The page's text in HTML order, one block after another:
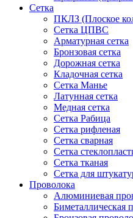
Сетка
ПКЛЗ (Плоское
Сетка ЦПВС
Арматурная сетка
Бронзовая сетка
Дорожная сетка
Кладочная сетка
Сетка Манье
Латунная сетка
Медная сетка
Сетка Рабица
Сетка рифленая
Сетка сварная
Сетка
Сетка тканая
Сетка для
Проволока
Алюминиевая
Биметаллическая